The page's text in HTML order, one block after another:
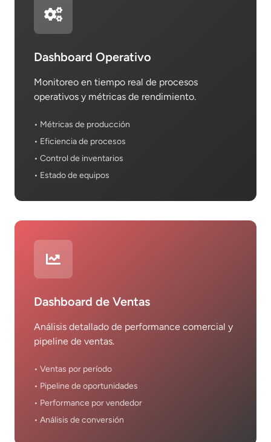
Dashboard Operativo
Monitoreo en tiempo real de procesos
operativos y métricas de rendimiento.
• Métricas de producción
• Eficiencia de procesos
• Control de inventarios
• Estado de equipos
Dashboard de Ventas
Análisis detallado de performance comercial y
pipeline de ventas.
• Ventas por período
• Pipeline de oportunidades
• Performance por vendedor
• Análisis de conversión